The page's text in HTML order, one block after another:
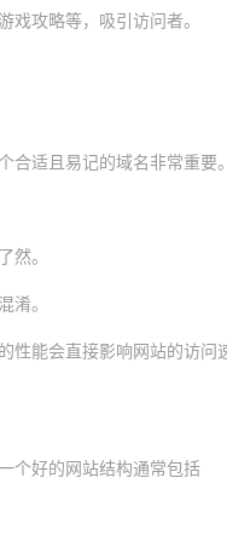
戏攻略等，吸引访问者。
合适且易记的域名非常重要
然。
淆。
性能会直接影响网站的访
个好的网站结构通常包括